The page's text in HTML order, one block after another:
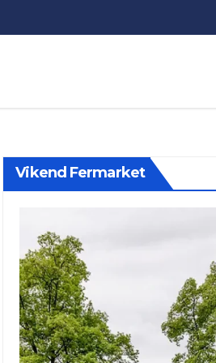
Vikend Fermarket